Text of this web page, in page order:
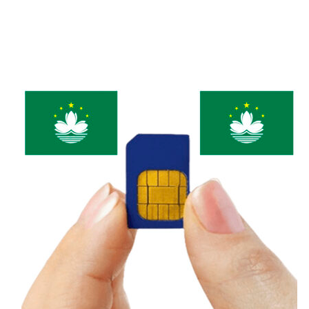
MTN Cameroon, Orange Cameroon
Hai nhà mạng sở hữu vùng phủ sóng rộng
nhất Cameroon, đảm bảo kết nối ổn định
thành phố lớn, điểm du lịch nổi tiếng, vùng
nông thôn. Lựa chọn tốt nhất cho khách du
lịch, người thường xuyên di chuyển nhiều
Nexttel, Camtel
Nexttel và Camtel phủ sóng mạnh thành phố
lớn như Yaoundé, Douala, Limbe… Vùng
sâu, vùng xa sóng có thể yếu hoặc không ổn
định.